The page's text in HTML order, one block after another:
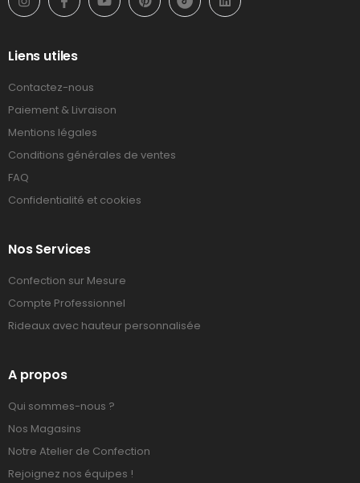
Liens utiles
Contactez-nous
Paiement & Livraison
Mentions légales
Conditions générales de ventes
FAQ
Confidentialité et cookies
Nos Services
Confection sur Mesure
Compte Professionnel
Rideaux avec hauteur personnalisée
A propos
Qui sommes-nous ?
Nos Magasins
Notre Atelier de Confection
Rejoignez nos équipes !